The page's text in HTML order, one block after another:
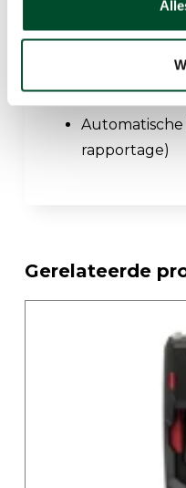
Automatische
rapportage)
Gerelateerde